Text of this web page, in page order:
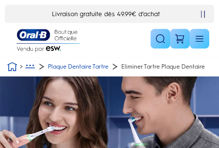
Livraison gratuite dès 49.99€ d’achat
Plaque Dentaire Tartre Eliminer Tartre Plaque Dentaire